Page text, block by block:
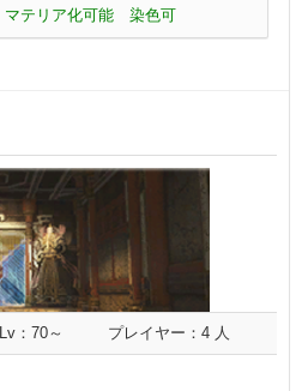
マテリア化可能 染色可
Lv：70～ プレイヤー：4 人